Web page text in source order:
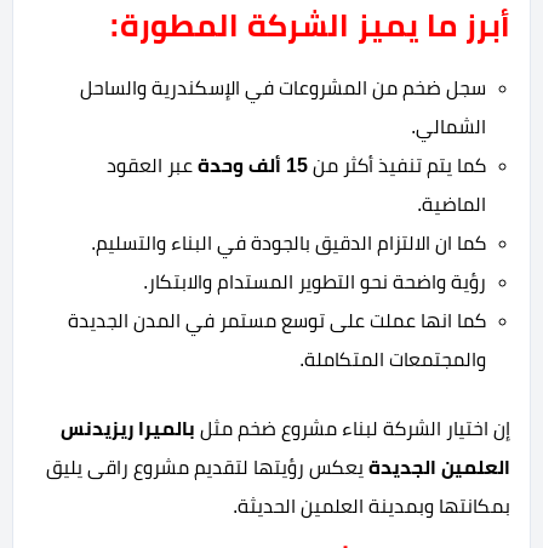
أبرز ما يميز الشركة المطورة:
سجل ضخم من المشروعات في الإسكندرية والساحل
الشمالي.
كما يتم تنفيذ أكثر من 15 ألف وحدة
عبر العقود
الماضية.
كما ان الالتزام الدقيق بالجودة في البناء والتسليم.
رؤية واضحة نحو التطوير المستدام والابتكار.
كما انها عملت على توسع مستمر في المدن الجديدة
والمجتمعات المتكاملة.
إن اختيار الشركة لبناء مشروع ضخم مثل بالميرا ريزيدنس
العلمين الجديدة يعكس رؤيتها لتقديم مشروع راقى يليق
بمكانتها وبمدينة العلمين الحديثة.